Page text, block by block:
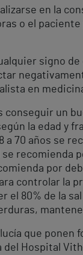
en la
o el
signo
en
un
la edad y
a 70 años se
recomienda
por
controlar la
el 80% de la
que
Hospital